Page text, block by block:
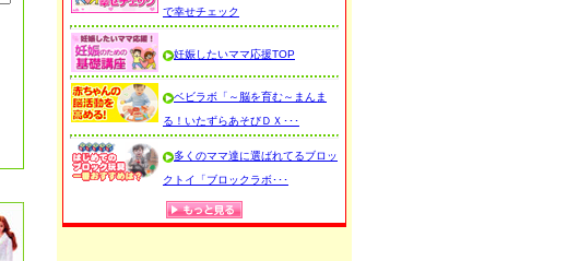
で幸せチェック
妊娠したいママ応援TOP
ベビラボ「～脳を育む～まんま
る！いたずらあそびＤＸ･･･
多くのママ達に選ばれてるブロッ
クトイ「ブロックラボ･･･